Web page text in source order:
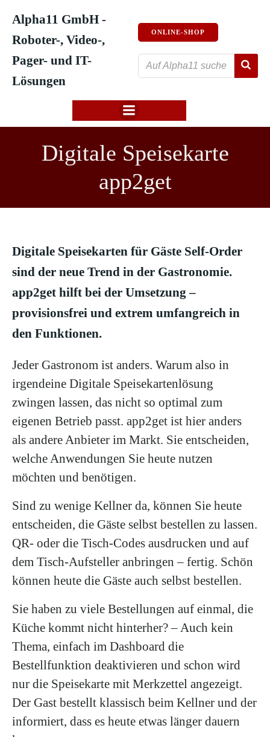
Inhalt
springen
Alpha11 GmbH -
Roboter-, Video-,
Pager- und IT-
Lösungen
ONLINE-SHOP
Digitale Speisekarte
app2get
Digitale Speisekarten für Gäste Self-Order
sind der neue Trend in der Gastronomie.
app2get hilft bei der Umsetzung –
provisionsfrei und extrem umfangreich in
den Funktionen.
Jeder Gastronom ist anders. Warum also in
irgendeine Digitale Speisekartenlösung
zwingen lassen, das nicht so optimal zum
eigenen Betrieb passt. app2get ist hier anders
als andere Anbieter im Markt. Sie entscheiden,
welche Anwendungen Sie heute nutzen
möchten und benötigen.
Sind zu wenige Kellner da, können Sie heute
entscheiden, die Gäste selbst bestellen zu lassen.
QR- oder die Tisch-Codes ausdrucken und auf
dem Tisch-Aufsteller anbringen – fertig. Schön
können heute die Gäste auch selbst bestellen.
Sie haben zu viele Bestellungen auf einmal, die
Küche kommt nicht hinterher? – Auch kein
Thema, einfach im Dashboard die
Bestellfunktion deaktivieren und schon wird
nur die Speisekarte mit Merkzettel angezeigt.
Der Gast bestellt klassisch beim Kellner und der
informiert, dass es heute etwas länger dauern